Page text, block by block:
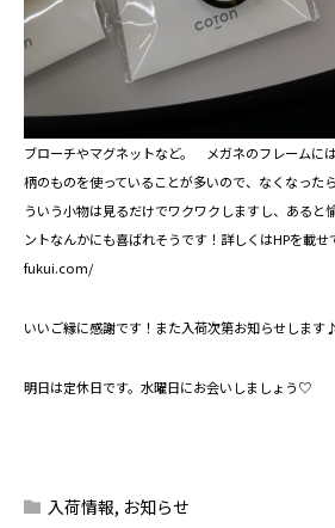
ブローチやマグネットなど。 メガネのフレームに
柄のものを使っていることが多いので、なくなっ
ういう小物は見るだけでワクワクしますし、ある
ントなんかにも喜ばれそうです！詳しくはHPを載せ
fukui.com/
いいご縁に感謝です！また入荷次第お知らせします♪
明日は定休日です。水曜日にお会いしましょう♡
入荷情報, お知らせ